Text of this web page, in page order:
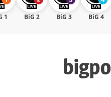
1 BiG 2 BiG 3 BiG 4